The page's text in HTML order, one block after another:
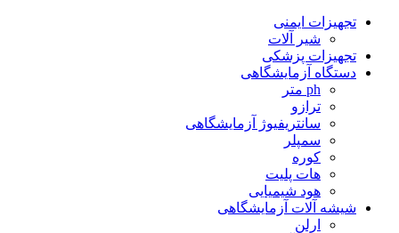
تجهیزات ایمنی
شیر آلات
تجهیزات پزشکی
دستگاه آزمایشگاهی
ph متر
ترازو
سانتریفیوژ آزمایشگاهی
سمپلر
کوره
هات پلیت
هود شیمیایی
شیشه آلات آزمایشگاهی
ارلن